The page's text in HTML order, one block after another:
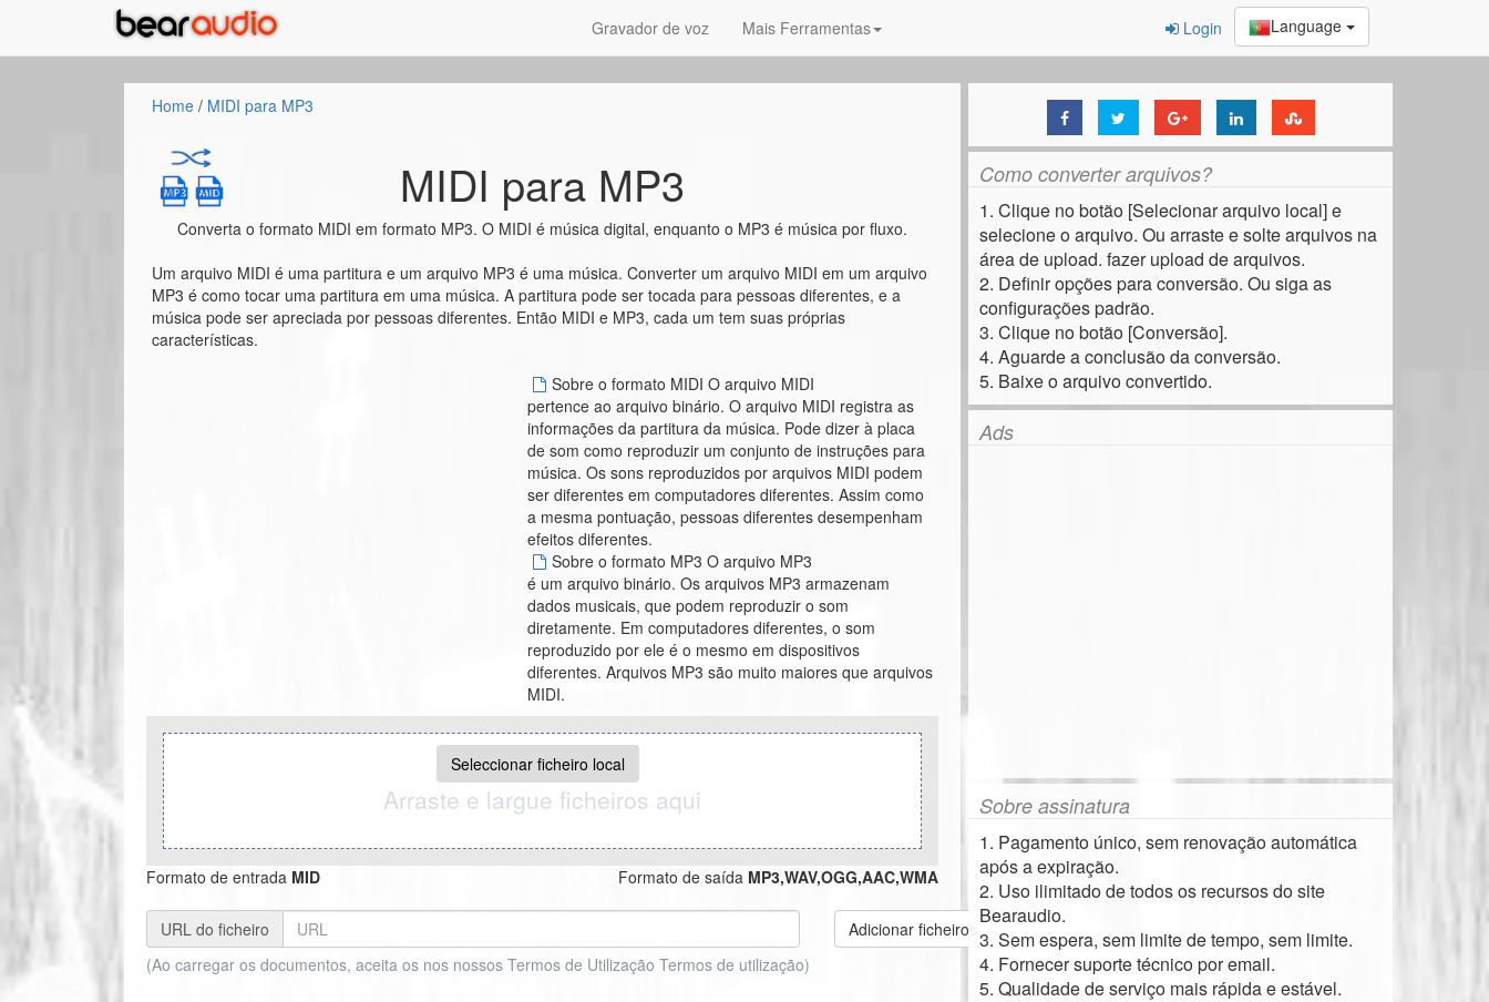
Language
Login
Gravador de voz Mais Ferramentas
Home / MIDI para MP3
MIDI para MP3
Converta o formato MIDI em formato MP3. O MIDI é música digital, enquanto o MP3 é música por fluxo.
Um arquivo MIDI é uma partitura e um arquivo MP3 é uma música. Converter um arquivo MIDI em um arquivo
MP3 é como tocar uma partitura em uma música. A partitura pode ser tocada para pessoas diferentes, e a
música pode ser apreciada por pessoas diferentes. Então MIDI e MP3, cada um tem suas próprias
características.
Sobre o formato MIDI O arquivo MIDI
pertence ao arquivo binário. O arquivo MIDI registra as
informações da partitura da música. Pode dizer à placa
de som como reproduzir um conjunto de instruções para
música. Os sons reproduzidos por arquivos MIDI podem
ser diferentes em computadores diferentes. Assim como
a mesma pontuação, pessoas diferentes desempenham
efeitos diferentes.
Sobre o formato MP3 O arquivo MP3
é um arquivo binário. Os arquivos MP3 armazenam
dados musicais, que podem reproduzir o som
diretamente. Em computadores diferentes, o som
reproduzido por ele é o mesmo em dispositivos
diferentes. Arquivos MP3 são muito maiores que arquivos
MIDI.
Seleccionar ficheiro local
Arraste e largue ficheiros aqui
Formato de entrada MID Formato de saída MP3,WAV,OGG,AAC,WMA
URL do ficheiro
Adicionar ficheiros
(Ao carregar os documentos, aceita os nos nossos Termos de Utilização Termos de utilização)
Como converter arquivos?
1. Clique no botão [Selecionar arquivo local] e
selecione o arquivo. Ou arraste e solte arquivos na
área de upload. fazer upload de arquivos.
2. Definir opções para conversão. Ou siga as
configurações padrão.
3. Clique no botão [Conversão].
4. Aguarde a conclusão da conversão.
5. Baixe o arquivo convertido.
Ads
Sobre assinatura
1. Pagamento único, sem renovação automática
após a expiração.
2. Uso ilimitado de todos os recursos do site
Bearaudio.
3. Sem espera, sem limite de tempo, sem limite.
4. Fornecer suporte técnico por email.
5. Qualidade de serviço mais rápida e estável.